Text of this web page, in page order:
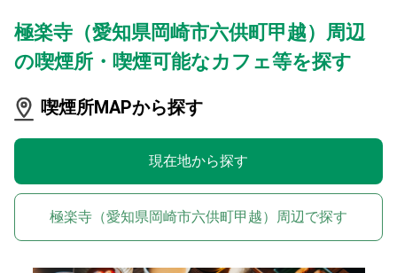
極楽寺（愛知県岡崎市六供町甲越）周辺
の喫煙所・喫煙可能なカフェ等を探す
喫煙所MAPから探す
現在地から探す
極楽寺（愛知県岡崎市六供町甲越）周辺で探す